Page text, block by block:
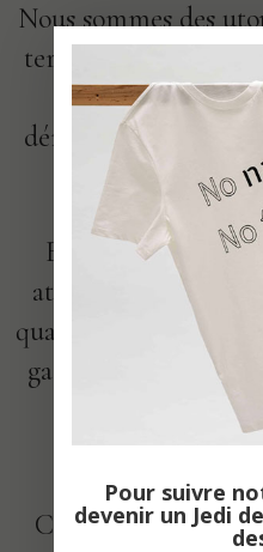
Nous sommes des
terre. Nous
l’industrie
démontrons,
devenue
Elle répond, à la
attentes de
qualité, à la
gagner sa vie
Cette voie est la
Pour suivre
devenir un Jedi